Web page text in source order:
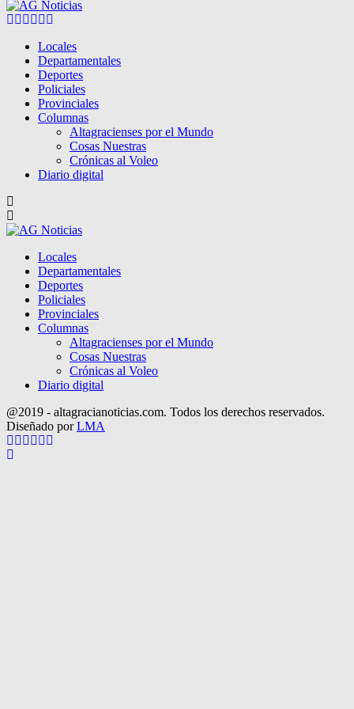
Facebook
Twitter
Instagram
Pinterest
Google
Locales
Departamentales
Deportes
Policiales
Provinciales
Columnas
Altagracienses por el Mundo
Cosas Nuestras
Crónicas al Voleo
Diario digital
Locales
Departamentales
Deportes
Policiales
Provinciales
Columnas
Altagracienses por el Mundo
Cosas Nuestras
Crónicas al Voleo
Diario digital
@2019 - altagracianoticias.com. Todos los derechos reservados.
Diseñado porLMA
Facebook
Twitter
Instagram
Pinterest
Google